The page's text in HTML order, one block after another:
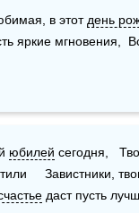
в этот день
яркие мгновения,
юбилей сегодня,
Завистники,
даст пусть